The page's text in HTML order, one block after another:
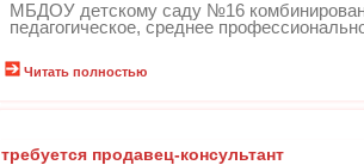
МБДОУ детскому саду №16
педагогическое, среднее
Читать полностью
требуется продавец-консультант